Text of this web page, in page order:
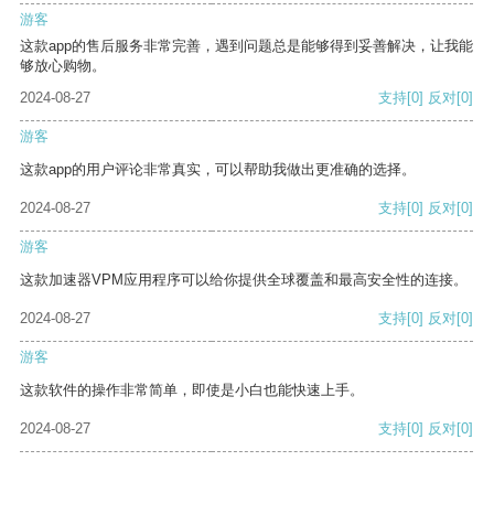
游客
这款app的售后服务非常完善，遇到问题总是能够得到妥善解决，让我能
够放心购物。
2024-08-27
支持[0] 反对[0]
游客
这款app的用户评论非常真实，可以帮助我做出更准确的选择。
2024-08-27 支持[0] 反对[0]
游客
这款加速器VPM应用程序可以给你提供全球覆盖和最高安全性的连接。
2024-08-27 支持[0] 反对[0]
游客
这款软件的操作非常简单，即使是小白也能快速上手。
2024-08-27 支持[0] 反对[0]